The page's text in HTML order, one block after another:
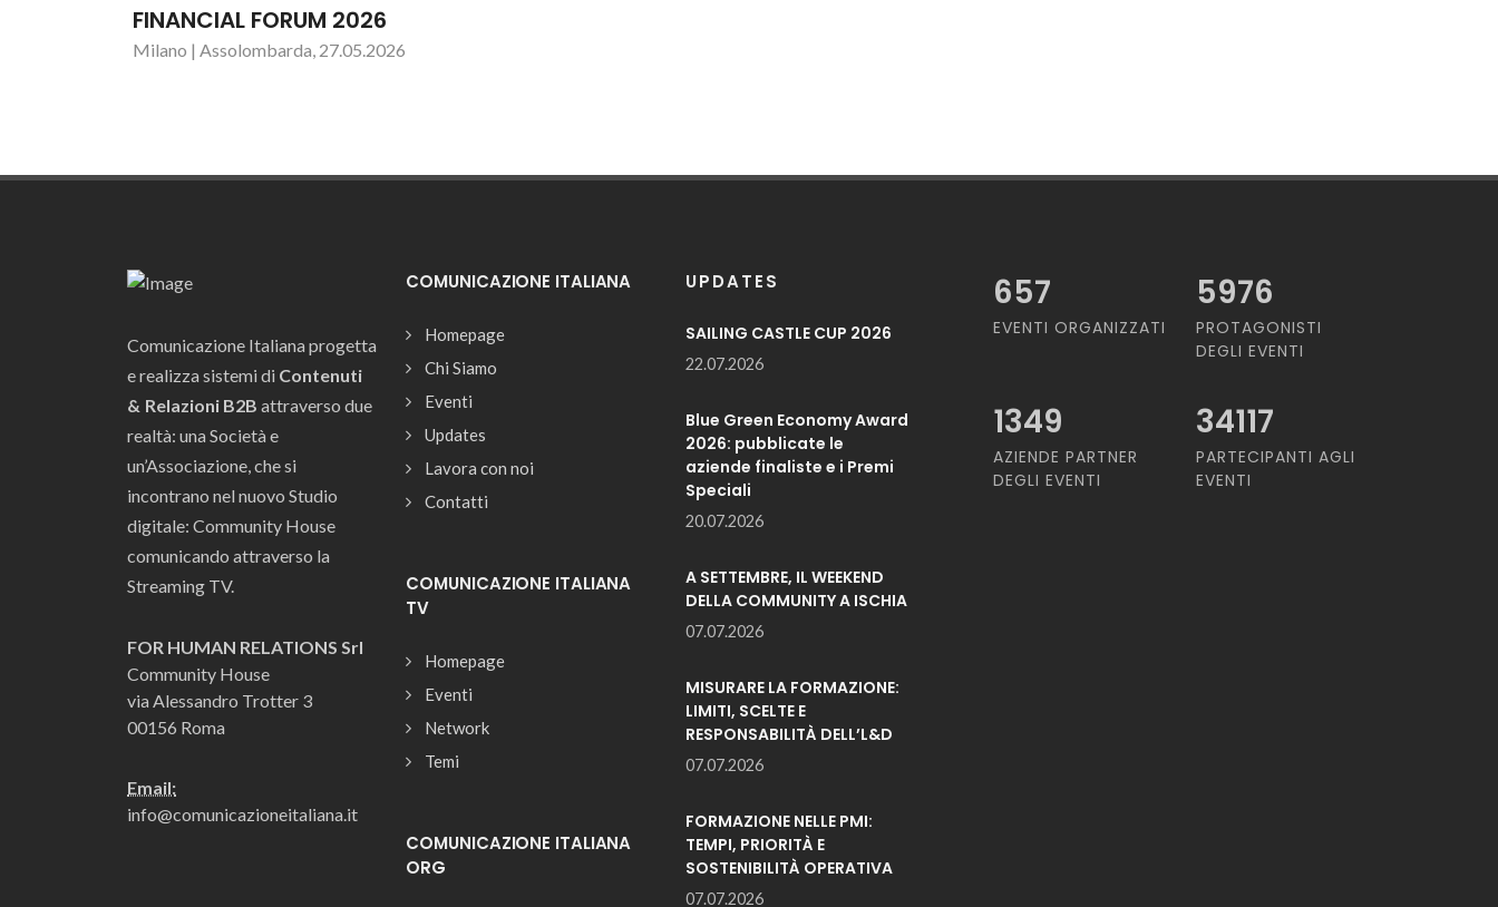
FINANCIAL FORUM 2026
Milano | Assolombarda, 27.05.2026
Comunicazione Italiana progetta
e realizza sistemi di Contenuti
& Relazioni B2B attraverso due
realtà: una Società e
un’Associazione, che si
incontrano nel nuovo Studio
digitale: Community House
comunicando attraverso la
Streaming TV.
FOR HUMAN RELATIONS Srl
Community House
via Alessandro Trotter 3
00156 Roma
Email:
info@comunicazioneitaliana.it
COMUNICAZIONE ITALIANA
Homepage
Chi Siamo
Eventi
Updates
Lavora con noi
Contatti
COMUNICAZIONE ITALIANA
TV
Homepage
Eventi
Network
Temi
COMUNICAZIONE ITALIANA
ORG
UPDATES
SAILING CASTLE CUP 2026
22.07.2026
Blue Green Economy Award
2026: pubblicate le
aziende finaliste e i Premi
Speciali
20.07.2026
A SETTEMBRE, IL WEEKEND
DELLA COMMUNITY A ISCHIA
07.07.2026
MISURARE LA FORMAZIONE:
LIMITI, SCELTE E
RESPONSABILITÀ DELL’L&D
07.07.2026
FORMAZIONE NELLE PMI:
TEMPI, PRIORITÀ E
SOSTENIBILITÀ OPERATIVA
07.07.2026
657
EVENTI ORGANIZZATI
5976
PROTAGONISTI
DEGLI EVENTI
1349
AZIENDE PARTNER
DEGLI EVENTI
34117
PARTECIPANTI AGLI
EVENTI